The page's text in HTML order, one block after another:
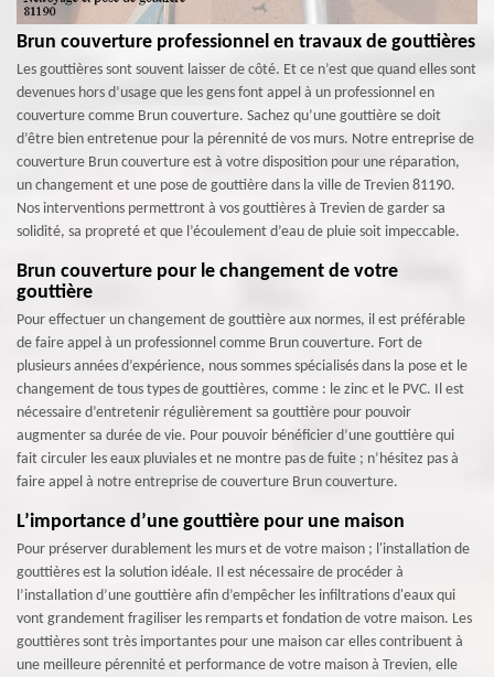
Brun couverture professionnel en travaux de gouttières
Les gouttières sont souvent laisser de côté. Et ce n’est que quand elles sont
devenues hors d’usage que les gens font appel à un professionnel en
couverture comme Brun couverture. Sachez qu’une gouttière se doit
d’être bien entretenue pour la pérennité de vos murs. Notre entreprise de
couverture Brun couverture est à votre disposition pour une réparation,
un changement et une pose de gouttière dans la ville de Trevien 81190.
Nos interventions permettront à vos gouttières à Trevien de garder sa
solidité, sa propreté et que l’écoulement d’eau de pluie soit impeccable.
Brun couverture pour le changement de votre
gouttière
Pour effectuer un changement de gouttière aux normes, il est préférable
de faire appel à un professionnel comme Brun couverture. Fort de
plusieurs années d’expérience, nous sommes spécialisés dans la pose et le
changement de tous types de gouttières, comme : le zinc et le PVC. Il est
nécessaire d’entretenir régulièrement sa gouttière pour pouvoir
augmenter sa durée de vie. Pour pouvoir bénéficier d’une gouttière qui
fait circuler les eaux pluviales et ne montre pas de fuite ; n’hésitez pas à
faire appel à notre entreprise de couverture Brun couverture.
L’importance d’une gouttière pour une maison
Pour préserver durablement les murs et de votre maison ; l'installation de
gouttières est la solution idéale. Il est nécessaire de procéder à
l’installation d’une gouttière afin d’empêcher les infiltrations d'eaux qui
vont grandement fragiliser les remparts et fondation de votre maison. Les
gouttières sont très importantes pour une maison car elles contribuent à
une meilleure pérennité et performance de votre maison à Trevien, elle